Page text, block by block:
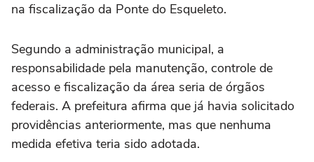
na fiscalização da Ponte do Esqueleto.
Segundo a administração municipal, a
responsabilidade pela manutenção, controle de
acesso e fiscalização da área seria de órgãos
federais. A prefeitura afirma que já havia solicitado
providências anteriormente, mas que nenhuma
medida efetiva teria sido adotada.